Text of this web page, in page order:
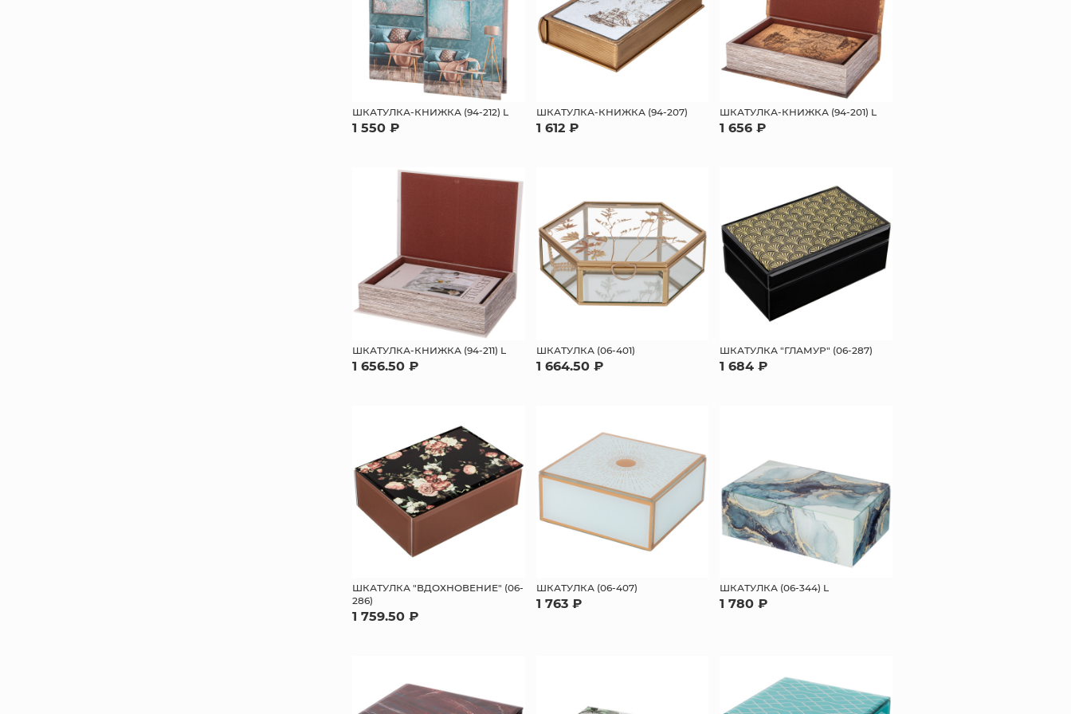
ШКАТУЛКА-КНИЖКА (94-212) L
1 550 ₽
ШКАТУЛКА-КНИЖКА (94-207)
1 612 ₽
ШКАТУЛКА-КНИЖКА (94-201) L
1 656 ₽
ШКАТУЛКА-КНИЖКА (94-211) L
1 656.50 ₽
ШКАТУЛКА (06-401)
1 664.50 ₽
ШКАТУЛКА "ГЛАМУР" (06-287)
1 684 ₽
ШКАТУЛКА "ВДОХНОВЕНИЕ" (06-
286)
1 759.50 ₽
ШКАТУЛКА (06-407)
1 763 ₽
ШКАТУЛКА (06-344) L
1 780 ₽